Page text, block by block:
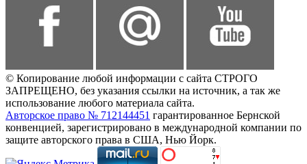
© Копирование любой информации с сайта СТРОГО
ЗАПРЕЩЕНО, без указания ссылки на источник, а так же
использование любого материала сайта.
Авторское право № 712144451 гарантированное Бернской
конвенцией, зарегистрировано в международной компании по
защите авторского права в США, Нью Йорк.